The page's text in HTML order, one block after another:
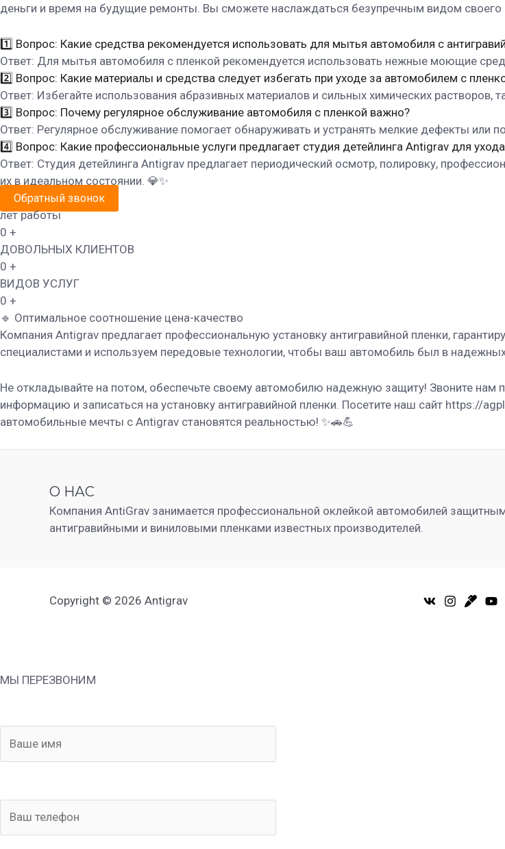
деньги и время на будущие ремонты. Вы сможете наслаждаться безупречным видом
1️⃣ Вопрос: Какие средства рекомендуется использовать для мытья автомобиля с
Ответ: Для мытья автомобиля с пленкой рекомендуется использовать нежные моющие
2️⃣ Вопрос: Какие материалы и средства следует избегать при уходе за автомобилем с
Ответ: Избегайте использования абразивных материалов и сильных химических растворов,
3️⃣ Вопрос: Почему регулярное обслуживание автомобиля с пленкой важно?
Ответ: Регулярное обслуживание помогает обнаруживать и устранять мелкие дефекты
4️⃣ Вопрос: Какие профессиональные услуги предлагает студия детейлинга Antigrav для
Ответ: Студия детейлинга Antigrav предлагает периодический осмотр, полировку,
их в идеальном состоянии. 💎✨
Обратный звонок
лет работы
0 +
ДОВОЛЬНЫХ КЛИЕНТОВ
0 +
ВИДОВ УСЛУГ
0 +
🔹 Оптимальное соотношение цена-качество
Компания Antigrav предлагает профессиональную установку антигравийной пленки,
специалистами и используем передовые технологии, чтобы ваш автомобиль был в
Не откладывайте на потом, обеспечьте своему автомобилю надежную защиту! Звоните
информацию и записаться на установку антигравийной пленки. Посетите наш сайт https://
автомобильные мечты с Antigrav становятся реальностью! ✨🚗💪
О НАС
Компания AntiGrav занимается профессиональной оклейкой автомобилей
антигравийными и виниловыми пленками известных производителей.
Copyright © 2026 Antigrav
МЫ ПЕРЕЗВОНИМ